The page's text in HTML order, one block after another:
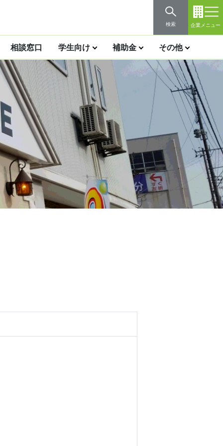
検索 企業メニュー
相談窓口 学生向け 補助金 その他